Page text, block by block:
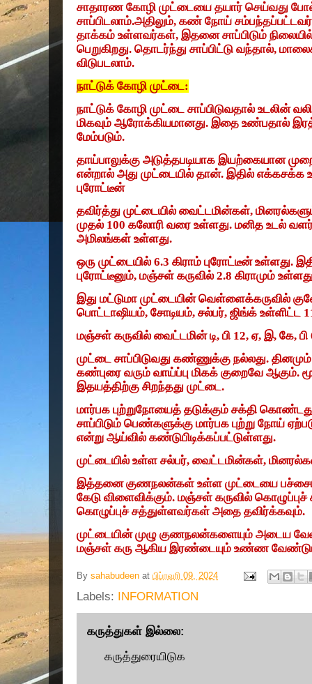
சாதாரண கோழி முட்டையை தயார் செய்வது
சாப்பிடலாம்.அதிலும், கண் நோய்
தாக்கம் உள்ளவர்கள், இதனை சாப்பிடும்
பெறுகிறது. தொடர்ந்து சாப்பிட்டு வந்தால்,
விடுபடலாம்.
நாட்டுக் கோழி முட்டை:
நாட்டுக் கோழி முட்டை சாப்பிடுவதால் உடலின்
மிகவும் ஆரோக்கியமானது. இதை உண்பதால்
மேம்படும்.
தாய்பாலுக்கு அடுத்தபடியாக இயற்கையான
என்றால் அது முட்டையில் தான். இதில்
புரோட்டீன்
தவிர்த்து முட்டையில் வைட்டமின்கள்,
முதல் 100 கலோரி வரை உள்ளது. மனித உடல்
அமிலங்கள் உள்ளது.
ஒரு முட்டையில் 6.3 கிராம் புரோட்டீன் உள்ளது.
புரோட்டீனும், மஞ்சள் கருவில் 2.8 கிராமும்
இது மட்டுமா முட்டையின் வெள்ளைக்கருவில்
பொட்டாஷியம், சோடியம், சல்பர், ஜிங்க் உள்ளிட்ட
மஞ்சள் கருவில் வைட்டமின் டி, பி 12, ஏ, இ, கே, பி
முட்டை சாப்பிடுவது கண்ணுக்கு நல்லது.
கண்புரை வரும் வாய்ப்பு மிகக் குறைவே ஆகும்.
இதயத்திற்கு சிறந்தது முட்டை.
மார்பக புற்றுநோயைத் தடுக்கும் சக்தி
சாப்பிடும் பெண்களுக்கு மார்பக புற்று நோய்
என்று ஆய்வில் கண்டுபிடிக்கப்பட்டுள்ளது.
முட்டையில் உள்ள சல்பர், வைட்டமின்கள்,
இத்தனை குணநலன்கள் உள்ள முட்டையை பச்சையாக
கேடு விளைவிக்கும். மஞ்சள் கருவில்
கொழுப்புச் சத்துள்ளவர்கள் அதை தவிர்க்கவும்.
முட்டையின் முழு குணநலன்களையும் அடைய
மஞ்சள் கரு ஆகிய இரண்டையும் உண்ண
By sahabudeen at பிப்ரவரி 09, 2024
Labels: INFORMATION
கருத்துகள் இல்லை:
கருத்துரையிடுக